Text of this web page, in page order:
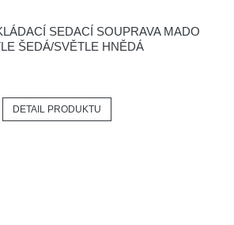
SEDACÍ SOUPRAVA MADO
ŠEDÁ/SVĚTLE HNĚDÁ
DETAIL PRODUKTU